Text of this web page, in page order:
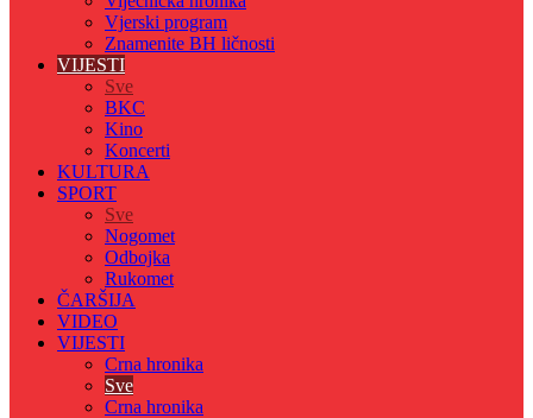
Vjerski program
Znamenite BH ličnosti
VIJESTI
Sve
BKC
Kino
Koncerti
KULTURA
SPORT
Sve
Nogomet
Odbojka
Rukomet
ČARŠIJA
VIDEO
VIJESTI
Crna hronika
Sve
Crna hronika